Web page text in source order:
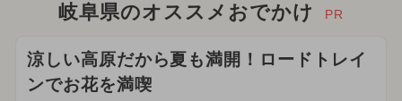
岐阜県のオススメおでかけ PR
涼しい高原だから夏も満開！ロードトレイ
ンでお花を満喫